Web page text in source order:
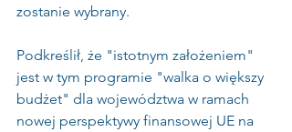
zostanie wybrany.
Podkreślił, że "istotnym założeniem"
jest w tym programie "walka o większy
budżet" dla województwa w ramach
nowej perspektywy finansowej UE na